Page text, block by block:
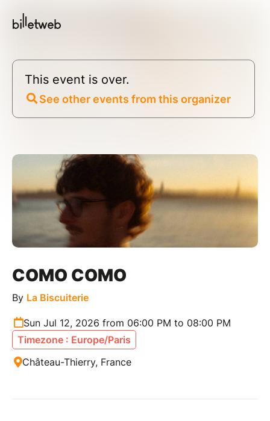
This event is over.
See other events from this organizer
COMO COMO
By La Biscuiterie
Sun Jul 12, 2026 from 06:00 PM to 08:00 PM
Timezone : Europe/Paris
Château-Thierry, France